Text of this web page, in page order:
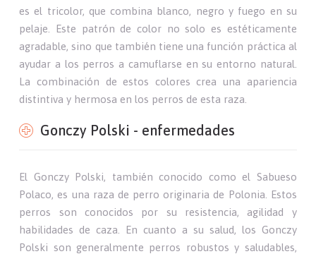
es el tricolor, que combina blanco, negro y fuego en su
pelaje. Este patrón de color no solo es estéticamente
agradable, sino que también tiene una función práctica al
ayudar a los perros a camuflarse en su entorno natural.
La combinación de estos colores crea una apariencia
distintiva y hermosa en los perros de esta raza.
Gonczy Polski - enfermedades
El Gonczy Polski, también conocido como el Sabueso
Polaco, es una raza de perro originaria de Polonia. Estos
perros son conocidos por su resistencia, agilidad y
habilidades de caza. En cuanto a su salud, los Gonczy
Polski son generalmente perros robustos y saludables,